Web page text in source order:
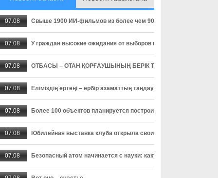
07.08 Свыше 1900 ИИ-фильмов из более чем 90 стран поступило на
07.08 У граждан высокие ожидания от выборов в Курултай – опрос
07.08 ОТБАСЫ – ОТАН ҚОРҒАУШЫНЫҢ БЕРІК ТІРЕГІ
07.08 Еліміздің ертеңі – әрбір азаматтың таңдауында
07.08 Более 100 объектов планируется построить в Алматинской
07.08 Юбилейная выставка клуба открыла свои двери
07.08 Безопасный атом начинается с науки: какую роль играют